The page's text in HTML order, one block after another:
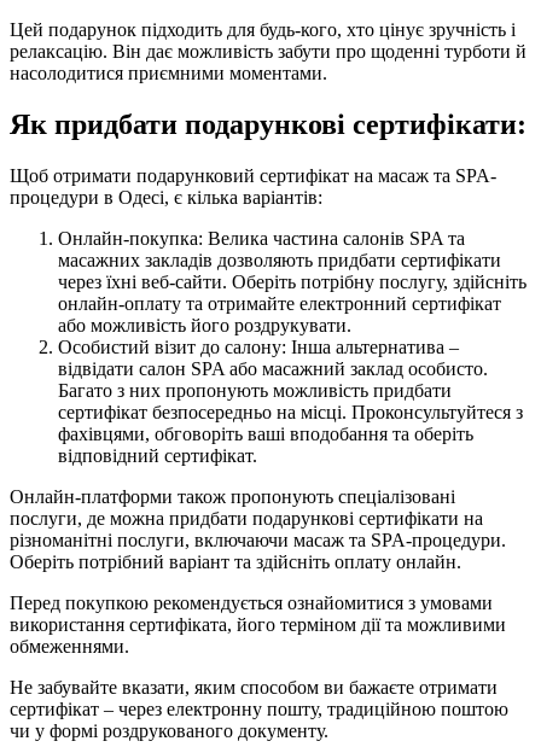
Цей подарунок підходить для будь-кого, хто цінує зручність і
релаксацію. Він дає можливість забути про щоденні турботи й
насолодитися приємними моментами.
Як придбати подарункові сертифікати:
Щоб отримати подарунковий сертифікат на масаж та SPA-
процедури в Одесі, є кілька варіантів:
Онлайн-покупка: Велика частина салонів SPA та
масажних закладів дозволяють придбати сертифікати
через їхні веб-сайти. Оберіть потрібну послугу, здійсніть
онлайн-оплату та отримайте електронний сертифікат
або можливість його роздрукувати.
Особистий візит до салону: Інша альтернатива –
відвідати салон SPA або масажний заклад особисто.
Багато з них пропонують можливість придбати
сертифікат безпосередньо на місці. Проконсультуйтеся з
фахівцями, обговоріть ваші вподобання та оберіть
відповідний сертифікат.
Онлайн-платформи також пропонують спеціалізовані
послуги, де можна придбати подарункові сертифікати на
різноманітні послуги, включаючи масаж та SPA-процедури.
Оберіть потрібний варіант та здійсніть оплату онлайн.
Перед покупкою рекомендується ознайомитися з умовами
використання сертифіката, його терміном дії та можливими
обмеженнями.
Не забувайте вказати, яким способом ви бажаєте отримати
сертифікат – через електронну пошту, традиційною поштою
чи у формі роздрукованого документу.